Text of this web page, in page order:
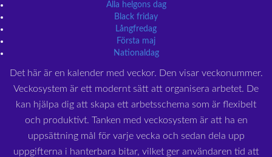
Alla helgons dag
Black friday
Långfredag
Första maj
Nationaldag
Det här är en kalender med veckor. Den visar veckonummer.
Veckosystem är ett modernt sätt att organisera arbetet. De
kan hjälpa dig att skapa ett arbetsschema som är flexibelt
och produktivt. Tanken med veckosystem är att ha en
uppsättning mål för varje vecka och sedan dela upp
uppgifterna i hanterbara bitar, vilket ger användaren tid att